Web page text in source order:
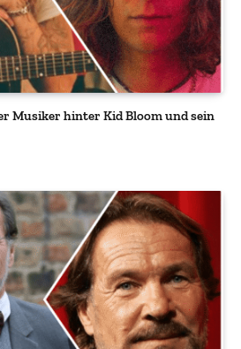
Musiker hinter Kid Bloom und sein